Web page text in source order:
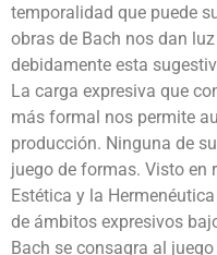
temporalidad que puede
obras de Bach nos dan
debidamente esta
La carga expresiva que
más formal nos permite
producción. Ninguna de
juego de formas. Visto en
Estética y la
de ámbitos expresivos
Bach se consagra al